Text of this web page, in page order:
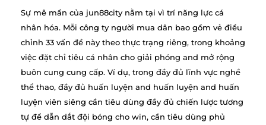
Sự mê mẩn của jun88city nằm tại vì trí năng lực cá
nhân hóa. Mỗi công ty người mua dân bao gồm vẻ điều
chỉnh 33 vấn đề này theo thực trạng riêng, trong khoảng
việc đặt chỉ tiêu cá nhân cho giải phóng and mở rộng
buôn cung cung cấp. Ví dụ, trong đầy đủ lĩnh vực nghề
thể thao, đầy đủ huấn luyện and huấn luyện and huấn
luyện viên siêng cần tiêu dùng đầy đủ chiến lược tương
tự để dẫn dắt đội bóng cho win, cần tiêu dùng phủ